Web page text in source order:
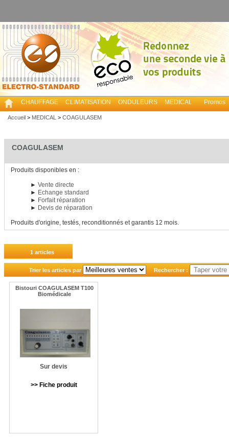
CHAUFFAGE CLIMATISATION ONDULEURS MEDICAL Promos
Accueil > MEDICAL > COAGULASEM
COAGULASEM
Produits disponibles en :
► Vente directe
► Echange standard
► Forfait réparation
► Devis de réparation
Produits d'origine, testés, reconditionnés et garantis 12 mois.
1 articles
Trier les articles par Rechercher :
Bistouri COAGULASEM T100
Biomédicale
Sur devis
>> Fiche produit